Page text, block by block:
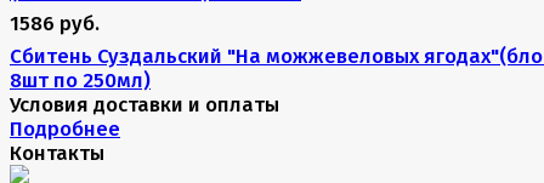
1586 руб.
Сбитень Суздальский "На можжевеловых
8шт по 250мл)
Условия доставки и оплаты
Подробнее
Контакты